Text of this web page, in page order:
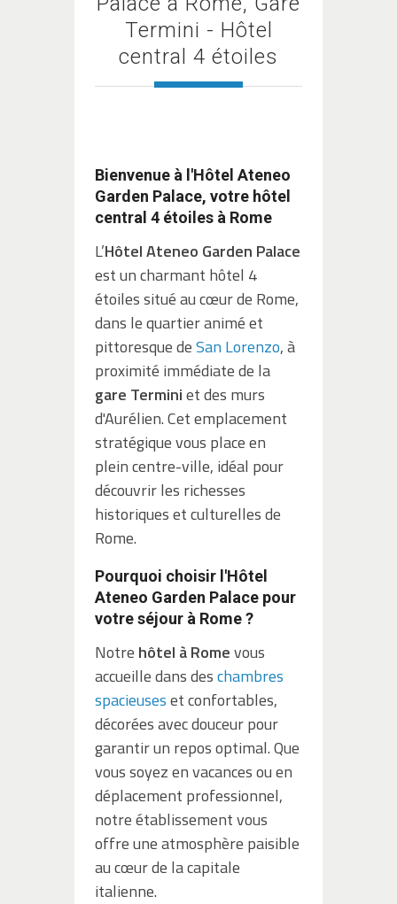
Termini - Hôtel
central 4 étoiles
Bienvenue à l'Hôtel Ateneo
Garden Palace, votre hôtel
central 4 étoiles à Rome
L’Hôtel Ateneo Garden Palace
est un charmant hôtel 4
étoiles situé au cœur de Rome,
dans le quartier animé et
pittoresque deSan Lorenzo, à
proximité immédiate de la
gare Terminiet des murs
d'Aurélien. Cet emplacement
stratégique vous place en
plein centre-ville, idéal pour
découvrir les richesses
historiques et culturelles de
Rome.
Pourquoi choisir l'Hôtel
Ateneo Garden Palace pour
votre séjour à Rome ?
Notre hôtel à Romevous
accueille dans deschambres
spacieuseset confortables,
décorées avec douceur pour
garantir un repos optimal. Que
vous soyez en vacances ou en
déplacement professionnel,
notre établissement vous
offre une atmosphère paisible
au cœur de la capitale
italienne.